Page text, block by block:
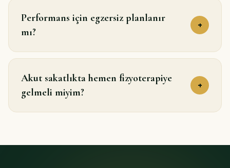
Performans için egzersiz planlanır
mı?
+
Akut sakatlıkta hemen fizyoterapiye
gelmeli miyim?
+